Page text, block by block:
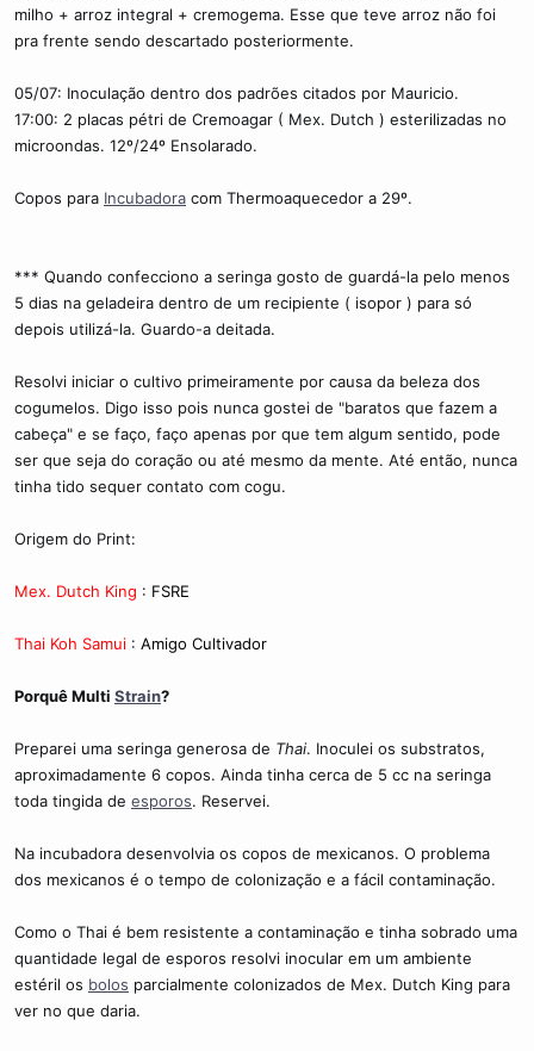
milho + arroz integral + cremogema. Esse que teve arroz não foi
pra frente sendo descartado posteriormente.
05/07: Inoculação dentro dos padrões citados por Mauricio.
17:00: 2 placas pétri de Cremoagar ( Mex. Dutch ) esterilizadas no
microondas. 12º/24º Ensolarado.
Copos para Incubadora com Thermoaquecedor a 29º.
*** Quando confecciono a seringa gosto de guardá-la pelo menos
5 dias na geladeira dentro de um recipiente ( isopor ) para só
depois utilizá-la. Guardo-a deitada.
Resolvi iniciar o cultivo primeiramente por causa da beleza dos
cogumelos. Digo isso pois nunca gostei de "baratos que fazem a
cabeça" e se faço, faço apenas por que tem algum sentido, pode
ser que seja do coração ou até mesmo da mente. Até então, nunca
tinha tido sequer contato com cogu.
Origem do Print:
Mex. Dutch King : FSRE
Thai Koh Samui : Amigo Cultivador
Porquê Multi Strain?
Preparei uma seringa generosa de Thai. Inoculei os substratos,
aproximadamente 6 copos. Ainda tinha cerca de 5 cc na seringa
toda tingida de esporos. Reservei.
Na incubadora desenvolvia os copos de mexicanos. O problema
dos mexicanos é o tempo de colonização e a fácil contaminação.
Como o Thai é bem resistente a contaminação e tinha sobrado uma
quantidade legal de esporos resolvi inocular em um ambiente
estéril os bolos parcialmente colonizados de Mex. Dutch King para
ver no que daria.